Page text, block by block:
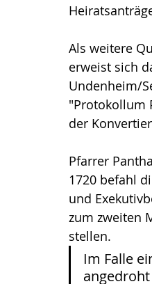
Als weitere
erweist sich
Undenheim/
"Protokollum
der
Pfarrer
1720 befahl
und
zum zweiten
stellen.
Im Falle
angedroht